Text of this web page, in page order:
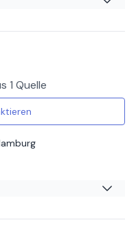
schöner Abend:
unterhaltsam
gelernt 😊
1 Quelle